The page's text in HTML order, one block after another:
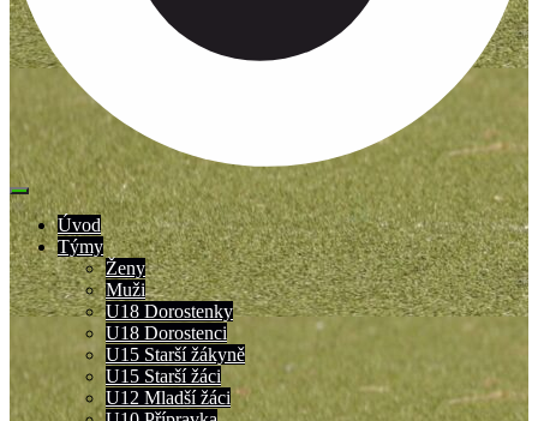
Úvod
Týmy
Ženy
Muži
U18 Dorostenky
U18 Dorostenci
U15 Starší žákyně
U15 Starší žáci
U12 Mladší žáci